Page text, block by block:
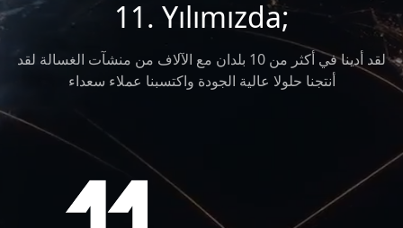
11. Yılımızda;
لقد أدينا في أكثر من 10 بلدان مع الآلاف من منشآت الغسالة لقد
أنتجنا حلولا عالية الجودة واكتسبنا عملاء سعداء